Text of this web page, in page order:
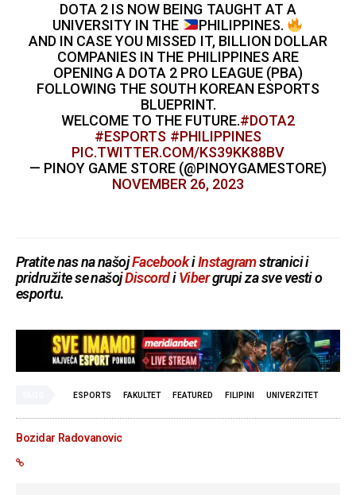
DOTA 2 IS NOW BEING TAUGHT AT A
UNIVERSITY IN THE
PHILIPPINES.
AND IN CASE YOU MISSED IT, BILLION DOLLAR
COMPANIES IN THE PHILIPPINES ARE
OPENING A DOTA 2 PRO LEAGUE (PBA)
FOLLOWING THE SOUTH KOREAN ESPORTS
BLUEPRINT.
WELCOME TO THE FUTURE.#DOTA2
#ESPORTS #PHILIPPINES
PIC.TWITTER.COM/KS39KK88BV
— PINOY GAME STORE (@PINOYGAMESTORE)
NOVEMBER 26, 2023
Pratite nas na našojFacebookiInstagramstranici i
pridružite se našojDiscordiVibergrupi za sve vesti o
esportu.
ESPORTS FAKULTET FEATURED FILIPINI UNIVERZITET
Bozidar Radovanovic